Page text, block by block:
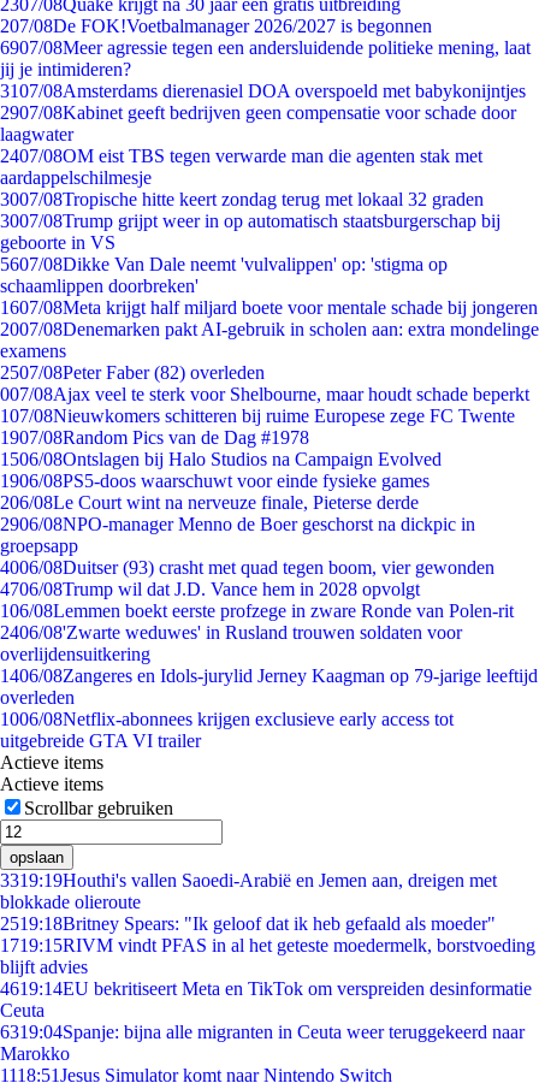
2307/08Quake krijgt na 30 jaar een gratis uitbreiding
207/08De FOK!Voetbalmanager 2026/2027 is begonnen
6907/08Meer agressie tegen een andersluidende politieke mening, laat
jij je intimideren?
3107/08Amsterdams dierenasiel DOA overspoeld met babykonijntjes
2907/08Kabinet geeft bedrijven geen compensatie voor schade door
laagwater
2407/08OM eist TBS tegen verwarde man die agenten stak met
aardappelschilmesje
3007/08Tropische hitte keert zondag terug met lokaal 32 graden
3007/08Trump grijpt weer in op automatisch staatsburgerschap bij
geboorte in VS
5607/08Dikke Van Dale neemt 'vulvalippen' op: 'stigma op
schaamlippen doorbreken'
1607/08Meta krijgt half miljard boete voor mentale schade bij jongeren
2007/08Denemarken pakt AI-gebruik in scholen aan: extra mondelinge
examens
2507/08Peter Faber (82) overleden
007/08Ajax veel te sterk voor Shelbourne, maar houdt schade beperkt
107/08Nieuwkomers schitteren bij ruime Europese zege FC Twente
1907/08Random Pics van de Dag #1978
1506/08Ontslagen bij Halo Studios na Campaign Evolved
1906/08PS5-doos waarschuwt voor einde fysieke games
206/08Le Court wint na nerveuze finale, Pieterse derde
2906/08NPO-manager Menno de Boer geschorst na dickpic in
groepsapp
4006/08Duitser (93) crasht met quad tegen boom, vier gewonden
4706/08Trump wil dat J.D. Vance hem in 2028 opvolgt
106/08Lemmen boekt eerste profzege in zware Ronde van Polen-rit
2406/08'Zwarte weduwes' in Rusland trouwen soldaten voor
overlijdensuitkering
1406/08Zangeres en Idols-jurylid Jerney Kaagman op 79-jarige leeftijd
overleden
1006/08Netflix-abonnees krijgen exclusieve early access tot
uitgebreide GTA VI trailer
Actieve items
Actieve items
Scrollbar gebruiken
opslaan
3319:19Houthi's vallen Saoedi-Arabië en Jemen aan, dreigen met
blokkade olieroute
2519:18Britney Spears: "Ik geloof dat ik heb gefaald als moeder"
1719:15RIVM vindt PFAS in al het geteste moedermelk, borstvoeding
blijft advies
4619:14EU bekritiseert Meta en TikTok om verspreiden desinformatie
Ceuta
6319:04Spanje: bijna alle migranten in Ceuta weer teruggekeerd naar
Marokko
1118:51Jesus Simulator komt naar Nintendo Switch